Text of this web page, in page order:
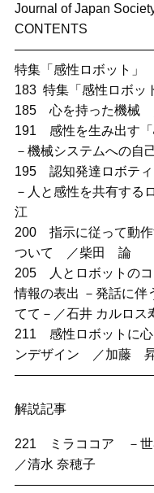
Journal of Japan
CONTENTS
特集「感性ロボット」
183 特集「感性ロボ
185 心を持った機械
191 感性を生み出す「
－機械システムへの
195 認知発達ロボテ
－人と感性を共有す
江
200 指示に従って動作
ついて ／柴田 論
205 人とロボットのコ
情報の表出 －発話に伴
てて－／石井 カルロス
211 感性ロボットに心
ンデザイン ／加藤
解説記事
221 ミラココア －世
／清水 奈穂子